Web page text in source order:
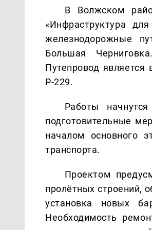
В Волжском
«Инфраструктура
железнодорожные
Большая
Путепровод
Р-229.
Работы
подготовительные
началом основного
транспорта.
Проектом
пролётных строений,
установка новых
Необходимость